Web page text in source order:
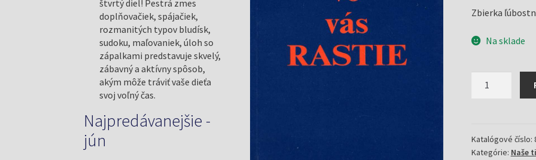
bola:
1,90
Zbierka
Na sklade
rastie
(Fuchs,
Katalógové číslo:
Kategórie: Naše
štvrtý diel! Pestrá zmes
doplňovačiek, spájačiek,
rozmanitých typov bludísk,
sudoku, maľovaniek, úloh so
zápalkami predstavuje skvelý,
zábavný a aktívny spôsob,
akým môže tráviť vaše dieťa
svoj voľný čas.
Najpredávanejšie -
jún